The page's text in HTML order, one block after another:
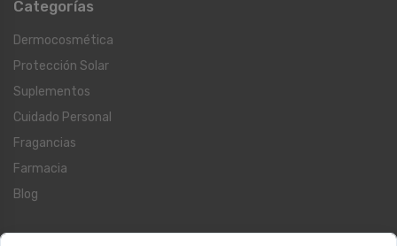
Categorías
Dermocosmética
Protección Solar
Suplementos
Cuidado Personal
Fragancias
Farmacia
Blog